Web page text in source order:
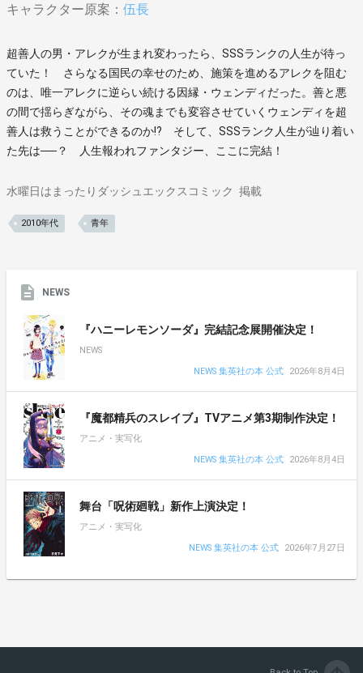
キャラクター原案： 伍長
超善人の男・アレクが生まれ変わったら、SSSランクの人生が待っ
ていた！ さらなる国民の幸せのため、施策を進めるアレクを阻む
のは、唯一アレクに逆らい続ける因縁・ウェンディだった。善と悪
の間で揺らぎながら、その魂までも変容させていくウェンディを超
善人は救うことができるのか!? そして、SSSランク人生が辿り着い
た先は──？ 人生報われファンタジー、ここに完結！
水曜日はまったりダッシュエックスコミック 掲載
2010年代 青年
NEWS
『ハニーレモンソーダ』完結記念展開催決定！
NEWS
NEWS 集英社の本 公式
2026年8月4日
『魔都精兵のスレイブ』TVアニメ第3期制作決定！
アニメ・実写化
NEWS 集英社の本 公式
2026年8月4日
舞台「呪術廻戦」新作上演決定！
アニメ・実写化
NEWS 集英社の本 公式
2026年7月27日